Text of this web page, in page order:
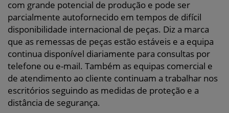
com grande potencial de produção e pode ser
parcialmente autofornecido em tempos de difícil
disponibilidade internacional de peças. Diz a marca
que as remessas de peças estão estáveis e a equipa
continua disponível diariamente para consultas por
telefone ou e-mail. Também as equipas comercial e
de atendimento ao cliente continuam a trabalhar nos
escritórios seguindo as medidas de proteção e a
distância de segurança.